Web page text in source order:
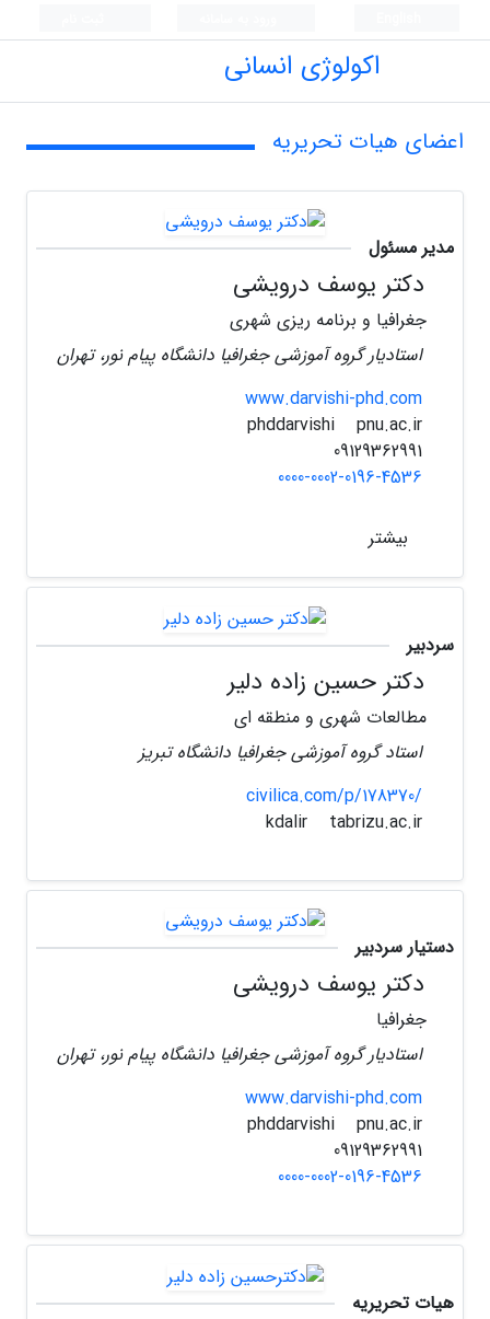
اکولوژی انسانی
اعضای هیات تحریریه
مدیر مسئول
دکتر یوسف درویشی
جغرافیا و برنامه ریزی شهری
استادیار گروه آموزشی جغرافیا دانشگاه پیام نور، تهران
www.darvishi-phd.com
pnu.ac.ir
0000-0002-0196-4536
بیشتر
سردبیر
دکتر حسین زاده دلیر
مطالعات شهری و منطقه ای
استاد گروه آموزشی جغرافیا دانشگاه تبریز
civilica.com/p/178370/
tabrizu.ac.ir
دستیار سردبیر
دکتر یوسف درویشی
جغرافیا
استادیار گروه آموزشی جغرافیا دانشگاه پیام نور، تهران
www.darvishi-phd.com
pnu.ac.ir
0000-0002-0196-4536
هیات تحریریه